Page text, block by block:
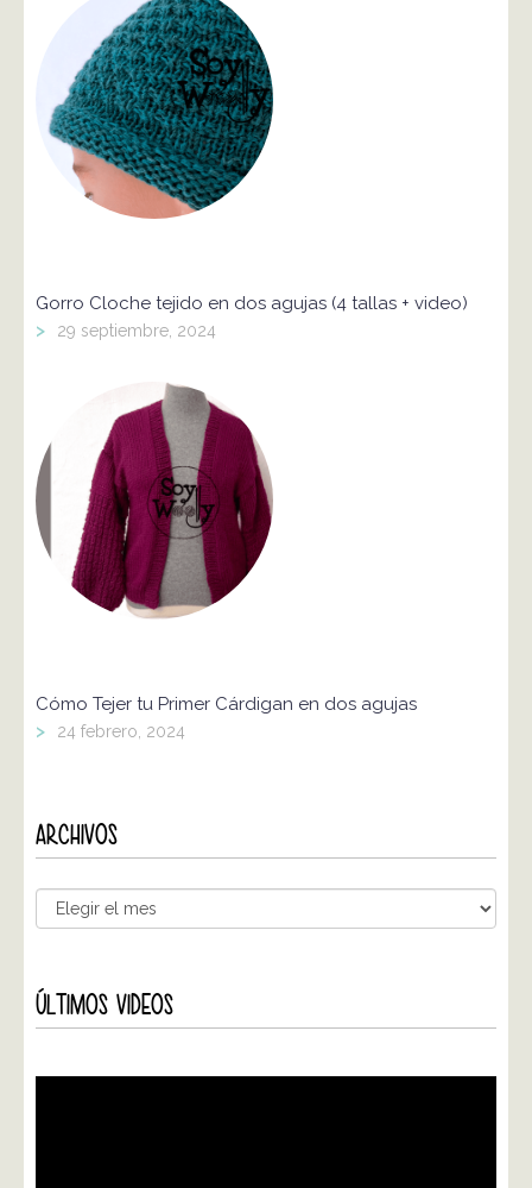
Gorro Cloche tejido en dos agujas (4 tallas + video)
> 29 septiembre, 2024
Cómo Tejer tu Primer Cárdigan en dos agujas
> 24 febrero, 2024
ARCHIVOS
ÚLTIMOS VIDEOS